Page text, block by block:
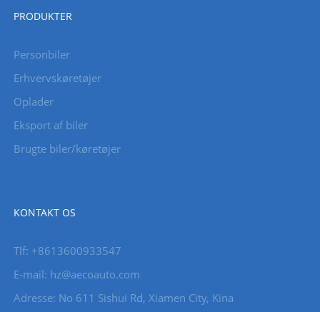
PRODUKTER
Personbiler
Erhvervskøretøjer
Oplader
Eksport af biler
Brugte biler/køretøjer
KONTAKT OS
Tlf: +8613600933547
E-mail: hz@aecoauto.com
Adresse: No 611 Sishui Rd, Xiamen City, Kina